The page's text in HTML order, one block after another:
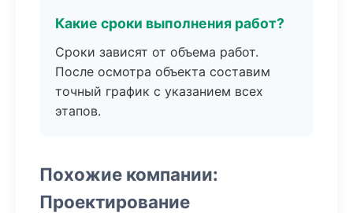
Какие сроки выполнения работ?
Сроки зависят от объема работ.
После осмотра объекта составим
точный график с указанием всех
этапов.
Похожие компании:
Проектирование